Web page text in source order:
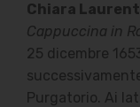
Chiara
Cappuccina in
25 dicembre
Purgatorio. Ai